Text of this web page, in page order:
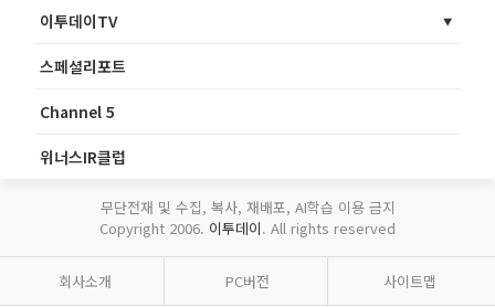
이투데이TV
스페셜리포트
Channel 5
위너스IR클럽
무단전재 및 수집, 복사, 재배포, AI학습 이용 금지
Copyright 2006. 이투데이. All rights reserved
회사소개 PC버전 사이트맵